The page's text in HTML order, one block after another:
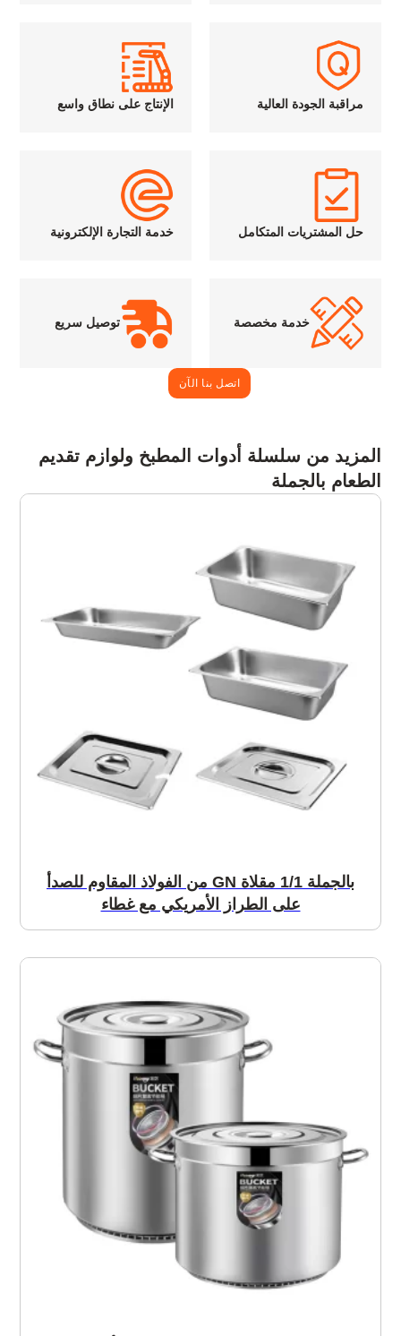
مراقبة الجودة العالية الإنتاج على نطاق واسع
حل المشتريات المتكامل خدمة التجارة الإلكترونية
خدمة مخصصة توصيل سريع
اتصل بنا الآن
المزيد من سلسلة أدوات المطبخ ولوازم تقديم
الطعام بالجملة
بالجملة 1/1 مقلاة GN من الفولاذ المقاوم للصدأ
على الطراز الأمريكي مع غطاء